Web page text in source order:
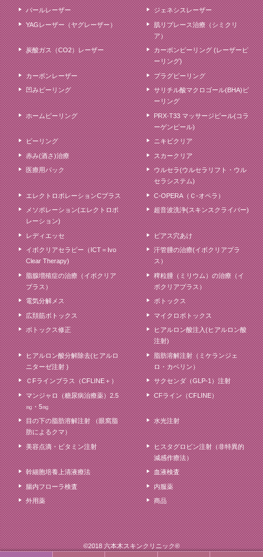
パールレーザー ジェネシスレーザー
YAGレーザー（ヤグレーザー）
肌リプレース治療（シミクリ
ア）
炭酸ガス（CO2）レーザー
カーボンピーリング (レーザーピ
ーリング)
カーボンレーザー プラグピーリング
凹みピーリング
サリチル酸マクロゴール(BHA)ピ
ーリング
ホームピーリング
PRX-T33 マッサージピール(コラ
ーゲンピール)
ピーリング ニキビクリア
赤み(酒さ)治療 スカークリア
医療用パック
ウルセラ(ウルセラリフト・ウル
セラシステム)
エレクトロポレーションCプラス C-OPERA（Ｃ-オペラ）
メソポレーション(エレクトロポ
レーション)
超音波洗浄(スキンスクライバー)
レディエッセ ピアス穴あけ
イボクリアセラピー（ICT＝Ivo
Clear Therapy)
汗管腫の治療(イボクリアプラ
ス）
脂腺増殖症の治療（イボクリア
プラス）
稗粒腫（ミリウム）の治療（イ
ボクリアプラス）
電気分解メス ボトックス
広頚筋ボトックス マイクロボトックス
ボトックス修正
ヒアルロン酸注入(ヒアルロン酸
注射)
ヒアルロン酸分解除去(ヒアルロ
ニターゼ注射 )
脂肪溶解注射（ミケランジェ
ロ・カベリン）
ＣFラインプラス（CFLINE＋） サクセンダ（GLP-1）注射
マンジャロ（糖尿病治療薬）2.5
㎎・5㎎
CFライン（CFLINE）
目の下の脂肪溶解注射 （眼窩脂
肪によるクマ）
水光注射
美容点滴・ビタミン注射
ヒスタグロビン注射（非特異的
減感作療法）
幹細胞培養上清液療法 血液検査
腸内フローラ検査 内服薬
外用薬 商品
©2018 六本木スキンクリニック®